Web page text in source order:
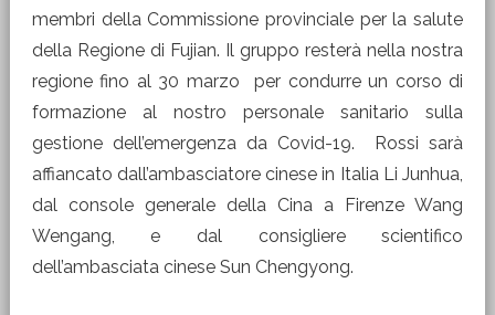
membri della Commissione provinciale per la salute
della Regione di Fujian. Il gruppo resterà nella nostra
regione fino al 30 marzo per condurre un corso di
formazione al nostro personale sanitario sulla
gestione dell’emergenza da Covid-19. Rossi sarà
affiancato dall’ambasciatore cinese in Italia Li Junhua,
dal console generale della Cina a Firenze Wang
Wengang, e dal consigliere scientifico
dell’ambasciata cinese Sun Chengyong.